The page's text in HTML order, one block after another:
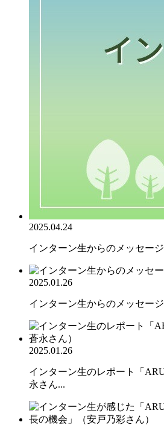
2025.04.24
インターン生からのメッセージ
2025.01.26
インターン生からのメッセージ
2025.01.26
インターン生のレポート「
永さん...